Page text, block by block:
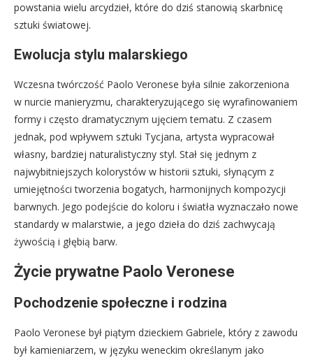
powstania wielu arcydzieł, które do dziś stanowią skarbnicę
sztuki światowej.
Ewolucja stylu malarskiego
Wczesna twórczość Paolo Veronese była silnie zakorzeniona
w nurcie manieryzmu, charakteryzującego się wyrafinowaniem
formy i często dramatycznym ujęciem tematu. Z czasem
jednak, pod wpływem sztuki Tycjana, artysta wypracował
własny, bardziej naturalistyczny styl. Stał się jednym z
najwybitniejszych kolorystów w historii sztuki, słynącym z
umiejętności tworzenia bogatych, harmonijnych kompozycji
barwnych. Jego podejście do koloru i światła wyznaczało nowe
standardy w malarstwie, a jego dzieła do dziś zachwycają
żywością i głębią barw.
Życie prywatne Paolo Veronese
Pochodzenie społeczne i rodzina
Paolo Veronese był piątym dzieckiem Gabriele, który z zawodu
był kamieniarzem, w języku weneckim określanym jako